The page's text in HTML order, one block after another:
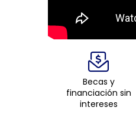
Becas y
financiación sin
intereses